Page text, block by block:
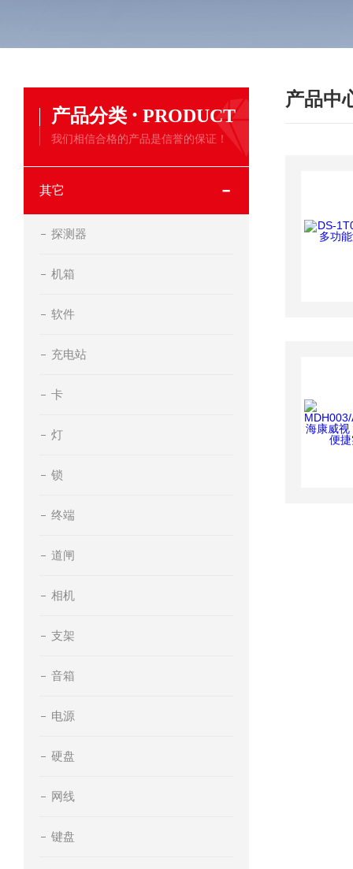
产品分类 · PRODUCT
我们相信合格的产品是信誉的保证！
其它
探测器
机箱
软件
充电站
卡
灯
锁
终端
道闸
相机
支架
音箱
电源
硬盘
网线
键盘
产品中